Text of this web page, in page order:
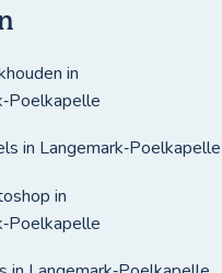
in
in Langemark‑Poelkapelle
in